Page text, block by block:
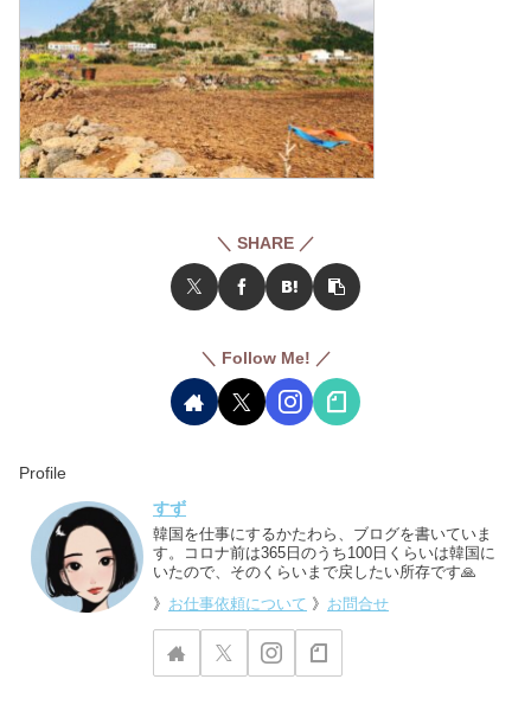
＼ SHARE ／
＼ Follow Me! ／
Profile
すず
韓国を仕事にするかたわら、ブログを書いていま
す。コロナ前は365日のうち100日くらいは韓国に
いたので、そのくらいまで戻したい所存です🙏
》 お仕事依頼について 》 お問合せ